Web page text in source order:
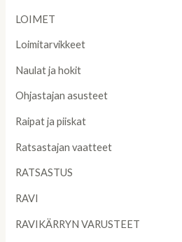
LOIMET
Loimitarvikkeet
Naulat ja hokit
Ohjastajan asusteet
Raipat ja piiskat
Ratsastajan vaatteet
RATSASTUS
RAVI
RAVIKÄRRYN VARUSTEET